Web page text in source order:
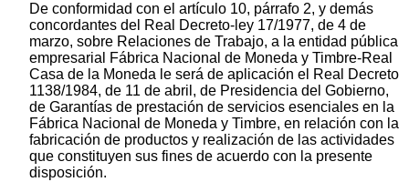
De conformidad con el artículo 10, párrafo 2, y demás
concordantes del Real Decreto-ley 17/1977, de 4 de
marzo, sobre Relaciones de Trabajo, a la entidad pública
empresarial Fábrica Nacional de Moneda y Timbre-Real
Casa de la Moneda le será de aplicación el Real Decreto
1138/1984, de 11 de abril, de Presidencia del Gobierno,
de Garantías de prestación de servicios esenciales en la
Fábrica Nacional de Moneda y Timbre, en relación con la
fabricación de productos y realización de las actividades
que constituyen sus fines de acuerdo con la presente
disposición.